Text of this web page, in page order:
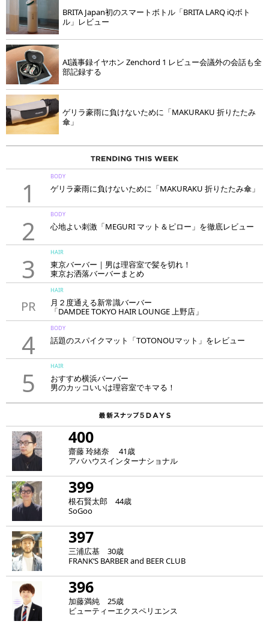
BRITA Japan初のスマートボトル「BRITA LARQ iQボト
ル」レビュー
AI議事録イヤホン Zenchord 1 レビュー会議外の会話も全
部記録する
ゲリラ豪雨に負けないために「MAKURAKU 折りたたみ
傘」
1
BODY
ゲリラ豪雨に負けないために「MAKURAKU 折りたたみ傘」
2
BODY
心地よい刺激「MEGURI マット＆ピロー」を徹底レビュー
3
HAIR
東京バーバー｜男は理容室で髪を切れ！
東京お洒落バーバーまとめ
PR
HAIR
月２度通える新常識バーバー
「DAMDEE TOKYO HAIR LOUNGE 上野店」
4
BODY
話題のスパイクマット「TOTONOUマット」をレビュー
5
HAIR
おすすめ横浜バーバー
男のカッコいいは理容室でキマる！
400
齋藤 玲緒奈 41歳
アバハウスインターナショナル
399
根石賢太郎 44歳
SoGoo
397
三浦広基 30歳
FRANK‘S BARBER and BEER CLUB
396
加藤満純 25歳
ビューティーエクスペリエンス